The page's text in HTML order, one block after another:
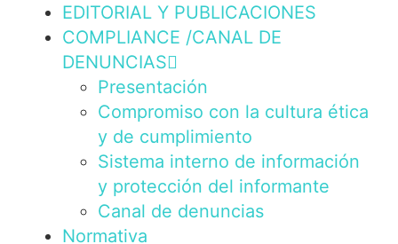
EDITORIAL Y PUBLICACIONES
COMPLIANCE /CANAL DE
DENUNCIAS
Presentación
Compromiso con la cultura ética
y de cumplimiento
Sistema interno de información
y protección del informante
Canal de denuncias
Normativa